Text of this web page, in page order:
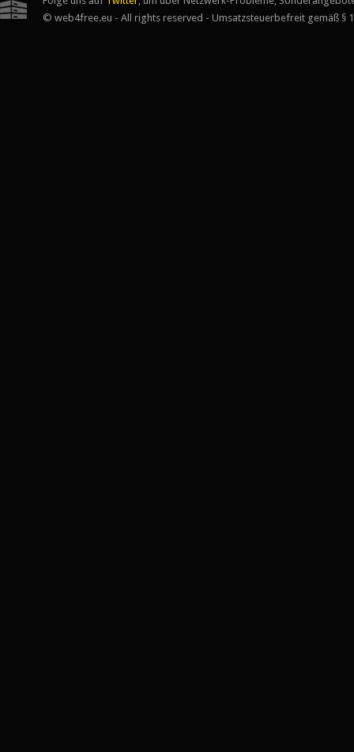
© web4free.eu - All rights reserved - Umsatzsteuerbefreit gemäß §